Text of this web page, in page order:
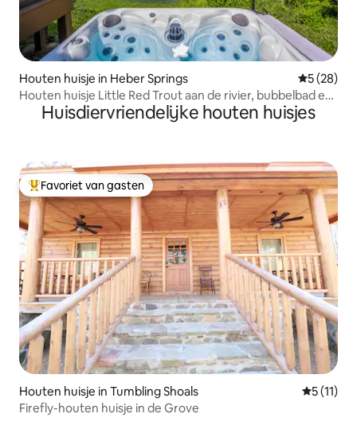
Houten huisje in Heber Springs
5 (28)
Houten huisje Little Red Trout aan de rivier, bubbelbad en
uitzichtHuisdiervriendelijke houten huisjes
Topfavoriet van gasten
Favoriet van gasten
Houten huisje in Tumbling Shoals
5 (11)
Firefly-houten huisje in de Grove